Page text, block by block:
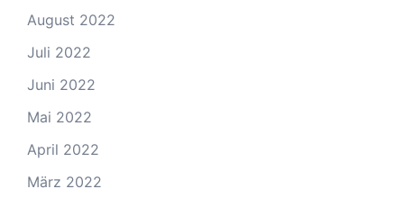
August 2022
Juli 2022
Juni 2022
Mai 2022
April 2022
März 2022